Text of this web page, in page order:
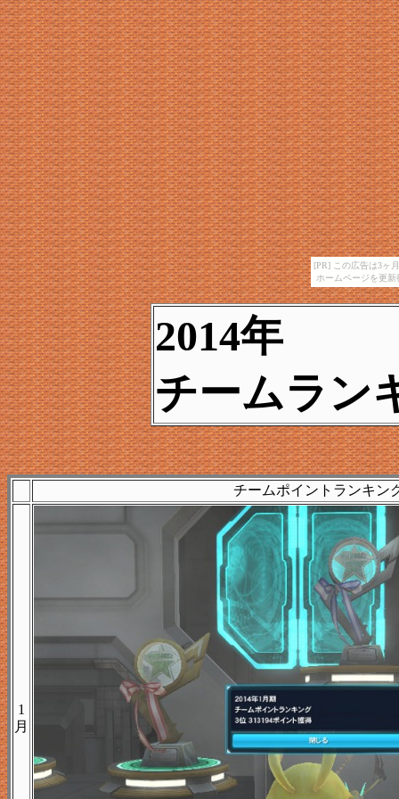
[PR] この広告は3ヶ
ホームページを更
2014年
チームラン
チームポイントランキン
1
月